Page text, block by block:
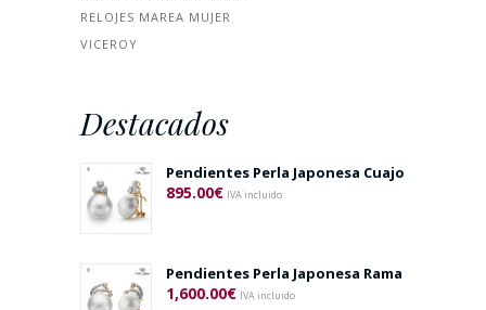
RELOJES MAREA MUJER
VICEROY
Destacados
Pendientes Perla Japonesa Cuajo
895.00€ IVA incluido
Pendientes Perla Japonesa Rama
1,600.00€ IVA incluido